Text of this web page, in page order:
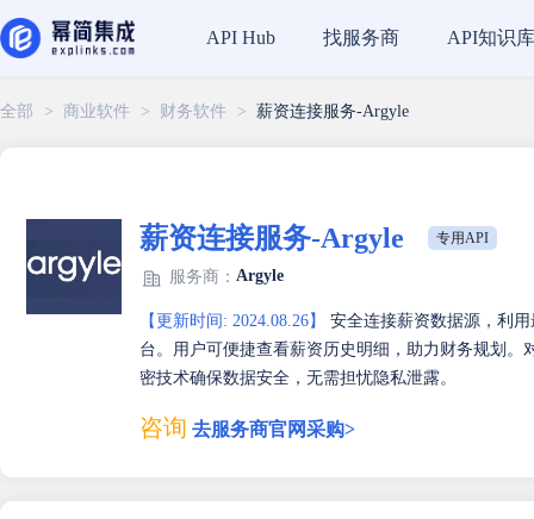
API Hub 找服务商 API知识库
全部 > 商业软件 > 财务软件 > 薪资连接服务-Argyle
薪资连接服务-Argyle 专用API
服务商： Argyle
【更新时间: 2024.08.26】
安全连接薪资数据源，利
台。用户可便捷查看薪资历史明细，助力财务规划
密技术确保数据安全，无需担忧隐私泄露。
咨询 去服务商官网采购>